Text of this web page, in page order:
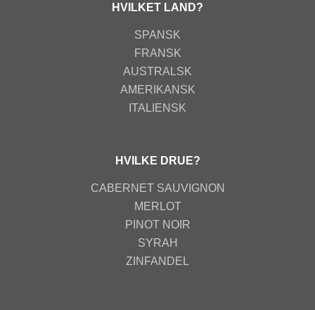
HVILKET LAND?
SPANSK
FRANSK
AUSTRALSK
AMERIKANSK
ITALIENSK
HVILKE DRUE?
CABERNET SAUVIGNON
MERLOT
PINOT NOIR
SYRAH
ZINFANDEL